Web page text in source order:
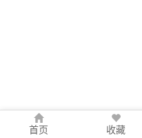
首页 收藏